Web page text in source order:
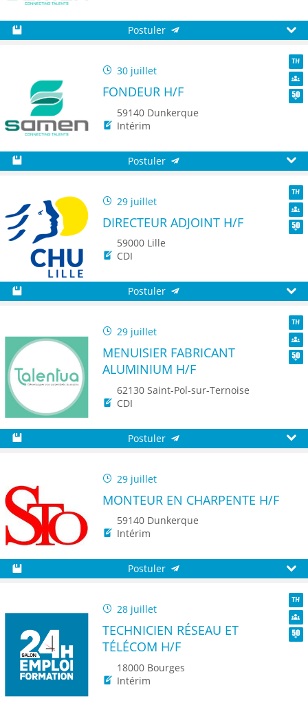
Postuler
30 juillet
TH
FONDEUR H/F
59140 Dunkerque
Intérim
Postuler
29 juillet
TH
DIRECTEUR ADJOINT H/F
59000 Lille
CDI
Postuler
29 juillet
TH
MENUISIER FABRICANT
ALUMINIUM H/F
62130 Saint-Pol-sur-Ternoise
CDI
Postuler
29 juillet
MONTEUR EN CHARPENTE H/F
59140 Dunkerque
Intérim
Postuler
28 juillet
TH
TECHNICIEN RÉSEAU ET
TÉLÉCOM H/F
18000 Bourges
Intérim